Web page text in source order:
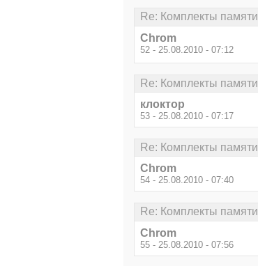
Re: Комплекты памяти
Chrom
52 - 25.08.2010 - 07:12
Re: Комплекты памяти
клоктор
53 - 25.08.2010 - 07:17
Re: Комплекты памяти
Chrom
54 - 25.08.2010 - 07:40
Re: Комплекты памяти
Chrom
55 - 25.08.2010 - 07:56